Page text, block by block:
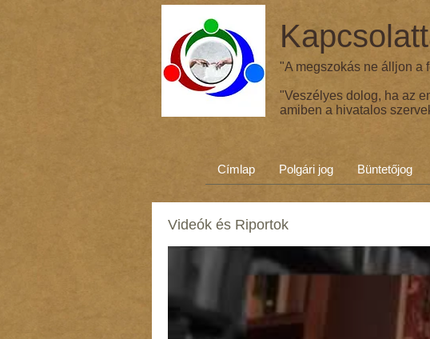
"A megszokás ne álljon a
"Veszélyes dolog, ha az
amiben a hivatalos
Címlap Polgári jog Büntetőjog
Videók és Riportok